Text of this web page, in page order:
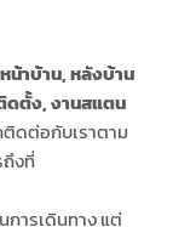
น้าบ้าน,หลังบ้าน
ดตั้ง, งานสแตน
ดต่อกับเราตาม
ถึงที่
การเดินทาง แต่